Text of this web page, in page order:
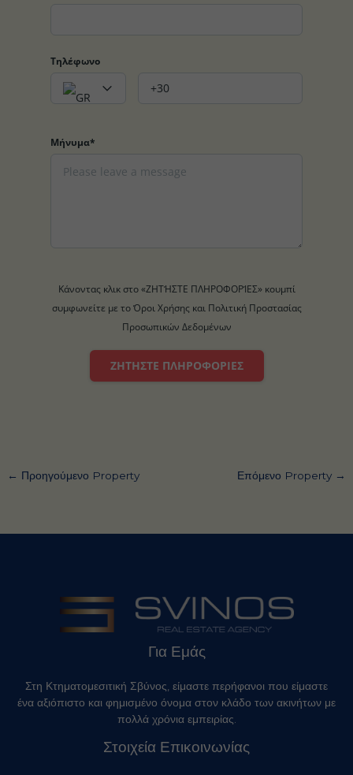
Τηλέφωνο
Μήνυμα*
Κάνοντας κλικ στο «ΖΗΤΉΣΤΕ ΠΛΗΡΟΦΟΡΊΕΣ» κουμπί
συμφωνείτε με το Όροι Χρήσης και Πολιτική Προστασίας
Προσωπικών Δεδομένων
ΖΗΤΉΣΤΕ ΠΛΗΡΟΦΟΡΊΕΣ
← Προηγούμενο Property Επόμενο Property →
Για Εμάς
Στη Κτηματομεσιτική Σβύνος, είμαστε περήφανοι που είμαστε
ένα αξιόπιστο και φημισμένο όνομα στον κλάδο των ακινήτων με
πολλά χρόνια εμπειρίας.
Στοιχεία Επικοινωνίας